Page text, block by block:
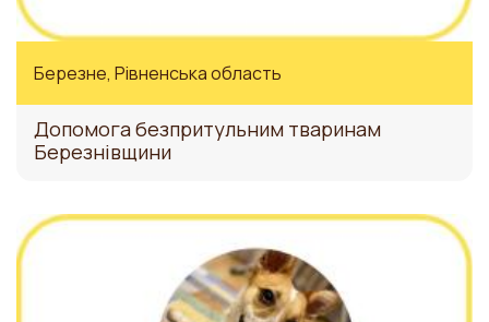
Березне, Рівненська область
Допомога безпритульним тваринам
Березнівщини